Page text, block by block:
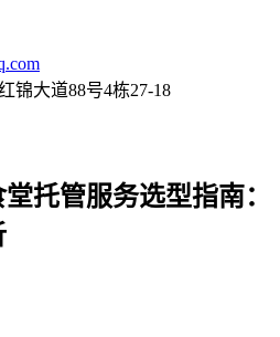
锦大道88号4栋27-18
托管服务选型指南：